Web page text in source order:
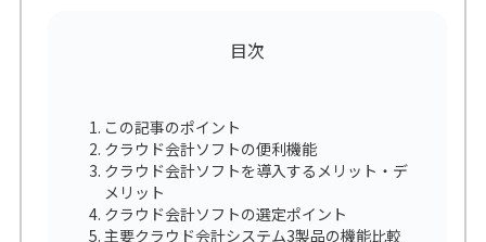
目次
この記事のポイント
クラウド会計ソフトの便利機能
クラウド会計ソフトを導入するメリット・デ
メリット
クラウド会計ソフトの選定ポイント
主要クラウド会計システム3製品の機能比較